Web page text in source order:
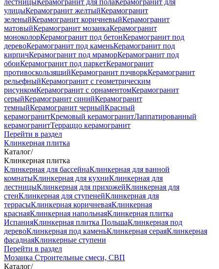
лестницыКерамогранит для полаКерамогранит для
улицыКерамогранит желтыйКерамогранит
зеленыйКерамогранит коричневыйКерамогранит
матовыйКерамогранит мозаикаКерамогранит
моноколорКерамогранит под бетонКерамогранит под
деревоКерамогранит под каменьКерамогранит под
кирпичКерамогранит под мраморКерамогранит под
обоиКерамогранит под паркетКерамогранит
противоскользящийКерамогранит пэчворкКерамогранит
рельефныйКерамогранит с геометрическим
рисункомКерамогранит с орнаментомКерамогранит
серыйКерамогранит синийКерамогранит
темныйКерамогранит черныйКрасный
керамогранитКремовый керамогранитЛаппатированный
керамогранитТерраццо керамогранит
Перейти в раздел
Клинкерная плитка
Каталог/
Клинкерная плитка
Клинкерная для бассейнаКлинкерная для ванной
комнатыКлинкерная для кухниКлинкерная для
лестницыКлинкерная для прихожейКлинкерная для
стенКлинкерная для ступенейКлинкерная для
террасыКлинкерная коричневаяКлинкерная
краснаяКлинкерная напольнаяКлинкерная плитка
ИспанияКлинкерная плитка ПольшаКлинкерная под
деревоКлинкерная под каменьКлинкерная сераяКлинкерная
фасаднаяКлинкерные ступени
Перейти в раздел
Мозаика Строительные смеси, СВП
Каталог/